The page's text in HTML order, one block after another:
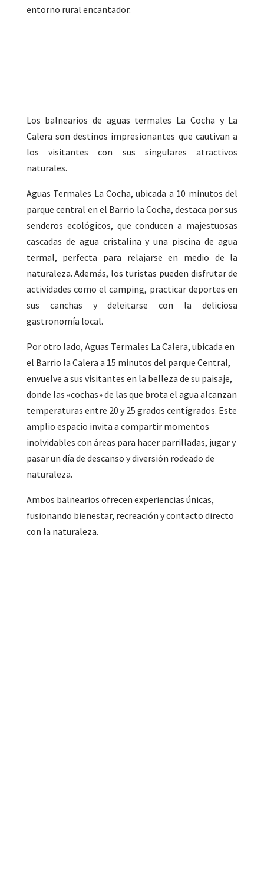
entorno rural encantador.
Los balnearios de aguas termales La Cocha y La
Calera son destinos impresionantes que cautivan a
los visitantes con sus singulares atractivos
naturales.
Aguas Termales La Cocha, ubicada a 10 minutos del
parque central en el Barrio la Cocha, destaca por sus
senderos ecológicos, que conducen a majestuosas
cascadas de agua cristalina y una piscina de agua
termal, perfecta para relajarse en medio de la
naturaleza. Además, los turistas pueden disfrutar de
actividades como el camping, practicar deportes en
sus canchas y deleitarse con la deliciosa
gastronomía local.
Por otro lado, Aguas Termales La Calera, ubicada en
el Barrio la Calera a 15 minutos del parque Central,
envuelve a sus visitantes en la belleza de su paisaje,
donde las «cochas» de las que brota el agua alcanzan
temperaturas entre 20 y 25 grados centígrados. Este
amplio espacio invita a compartir momentos
inolvidables con áreas para hacer parrilladas, jugar y
pasar un día de descanso y diversión rodeado de
naturaleza.
Ambos balnearios ofrecen experiencias únicas,
fusionando bienestar, recreación y contacto directo
con la naturaleza.